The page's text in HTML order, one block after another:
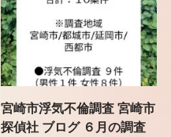
宮崎市浮気不倫調査 宮崎市
探偵社 ブログ ６月の調査